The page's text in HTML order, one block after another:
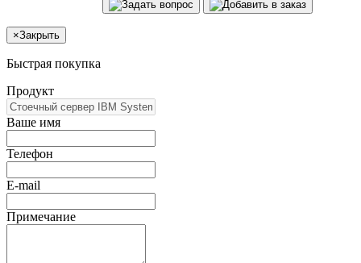
×Закрыть
Быстрая покупка
Продукт
Ваше имя
Телефон
E-mail
Примечание